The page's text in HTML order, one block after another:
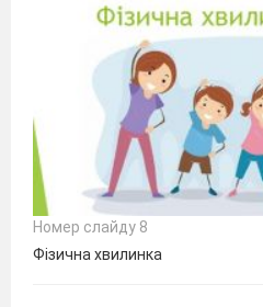
Номер слайду 8
Фізична хвилинка